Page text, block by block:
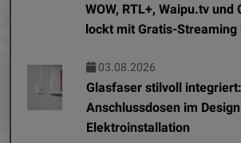
WOW, RTL+, Waipu.tv und
lockt mit Gratis-Streaming
03.08.2026
Glasfaser stilvoll integriert:
Anschlussdosen im
Elektroinstallation